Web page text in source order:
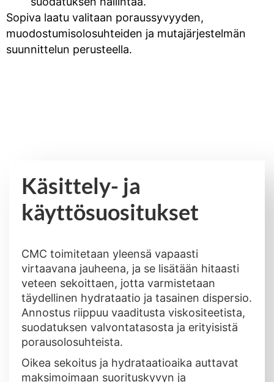
Sopiva laatu valitaan poraussyvyyden,
muodostumisolosuhteiden ja mutajärjestelmän
suunnittelun perusteella.
Käsittely- ja
käyttösuositukset
CMC toimitetaan yleensä vapaasti
virtaavana jauheena, ja se lisätään hitaasti
veteen sekoittaen, jotta varmistetaan
täydellinen hydrataatio ja tasainen dispersio.
Annostus riippuu vaaditusta viskositeetista,
suodatuksen valvontatasosta ja erityisistä
porausolosuhteista.
Oikea sekoitus ja hydrataatioaika auttavat
maksimoimaan suorituskyvyn ja